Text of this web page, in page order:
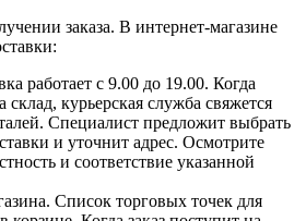
заказа. В интернет-магазине
работает с 9.00 до 19.00. Когда
склад, курьерская служба свяжется
Специалист предложит выбрать
и уточнит адрес. Осмотрите
и соответствие указанной
Список торговых точек для